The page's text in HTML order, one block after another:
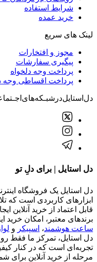
شرایط استفاده
خرید عمده
لینک های سریع
مجوز و افتخارات
پیگیری سفارشات
پرداخت وجه دلخواه
پرداخت اقساطی وجه
دل استایل | برای دلِ تو
دل استایل یک فروشگاه
ابزارهای کاربردی است که
قابل اعتماد از خرید آنلاین
برندهای معتبر، امکان خرید
ساعت هوشمند، اسپیکر و
دل استایل، تمرکز ما
تجربه‌ای است که در کنار
مرحله از خرید آنلاین برای